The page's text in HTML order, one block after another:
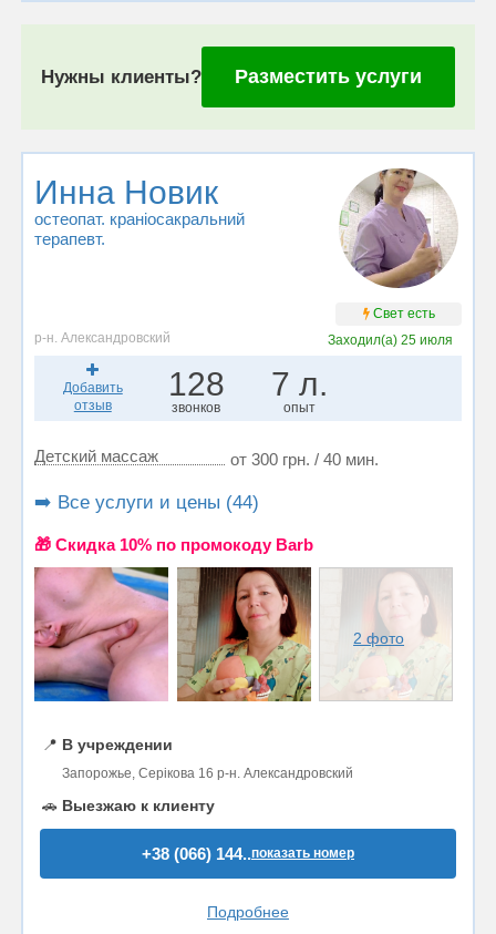
Нужны клиенты? Разместить услуги
Инна Новик
остеопат. краніосакральний
терапевт.
Свет есть
р-н. Александровский
Заходил(а)25 июля
Добавить
отзыв
128
звонков
7 л.
опыт
Детский массаж от 300 грн. / 40 мин.
➡️ Все услуги и цены (44)
🎁 Cкидка 10% по промокоду Barb
2 фото
📍 В учреждении
Запорожье, Серікова 16 р-н. Александровский
🚗 Выезжаю к клиенту
+38 (066) 144..показать номер
Подробнее